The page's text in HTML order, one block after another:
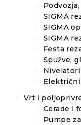
SIGMA
SIGMA
SIGMA
Festa
Spužve,
Električni
Vrt i
Cerade i
Pumpe